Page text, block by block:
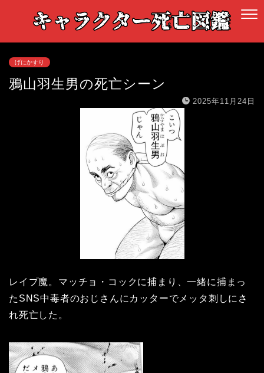
げにかすり
鴉山羽生男の死亡シーン
2025年11月24日
レイプ魔。マッチョ・コックに捕まり、一緒に捕まっ
たSNS中毒者のおじさんにカッターでメッタ刺しにさ
れ死亡した。